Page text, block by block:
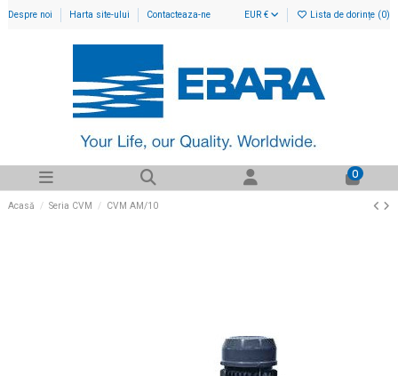
Despre noi Harta site-ului Contacteaza-ne EUR € Lista de dorințe (0)
0
Acasă Seria CVM CVM AM/10